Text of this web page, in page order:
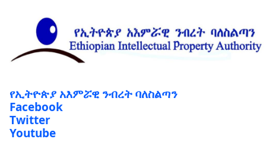
የኢትዮጵያ አእምሯዊ ንብረት ባለስልጣን
Facebook
Twitter
Youtube